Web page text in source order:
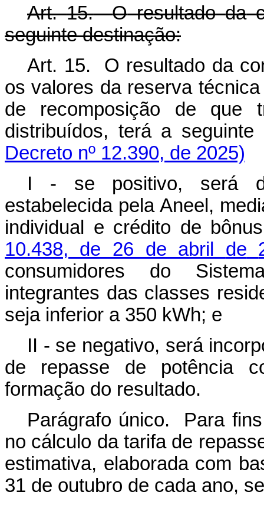
Art. 15. O resultado da
seguinte destinação:
Art. 15. O resultado da
os valores da reserva
de recomposição de
distribuídos, terá a
Decreto nº 12.390, de 2025)
I -
se positivo, será
estabelecida pela Aneel,
individual e crédito de
10.438, de 26 de abril de
consumidores
do
integrantes das classes
seja inferior a 350 kWh; e
II - se negativo, será
de repasse de potência
formação do resultado.
Parágrafo único. Para
no cálculo da tarifa de
estimativa, elaborada com
31 de outubro de cada ano,